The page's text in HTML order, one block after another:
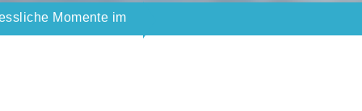
Momente im